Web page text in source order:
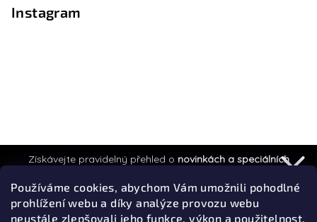
Používáme cookies, abychom Vám umožnili pohodlné
prohlížení webu a díky analýze provozu webu
neustále zlepšovali jeho funkce, výkon a použitelnost.
Instagram
Získávejte pravidelný přehled o novinkách a speciálních